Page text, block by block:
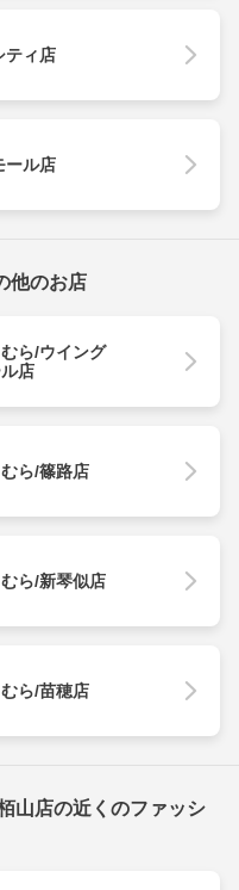
ティ店
ール店
他のお店
ら/ウイング
店
ら/篠路店
ら/新琴似店
ら/苗穂店
山店の近くのファッシ